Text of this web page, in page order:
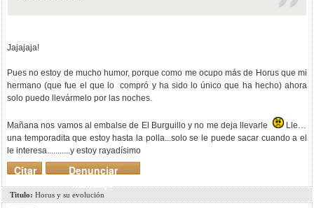
Jajajaja!
Pues no estoy de mucho humor, porque como me ocupo más de Horus que mi
hermano (que fue el que lo compró y ha sido lo único que ha hecho) ahora
solo puedo llevármelo por las noches.
Mañana nos vamos al embalse de El Burguillo y no me deja llevarle
Llevo
una temporadita que estoy hasta la polla...solo se le puede sacar cuando a el
le interesa...........y estoy rayadísimo
Denunciar
mensaje
Citar
Titulo: Horus y su evolución